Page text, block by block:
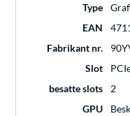
Type
EAN
Fabrikant nr.
Slot
besatte slots
2
GPU